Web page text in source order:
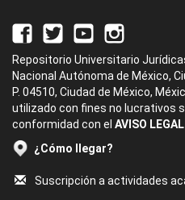
Repositorio Universitario
Nacional Autónoma de México,
P. 04510, Ciudad de México,
utilizado con fines no lucrativos
conformidad con el AVISO
¿Cómo llegar?
Suscripción a actividades